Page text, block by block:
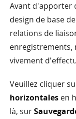
Avant d'apporter
design de base
relations de
enregistrements,
vivement
Veuillez cliquer
horizontales en
là, sur